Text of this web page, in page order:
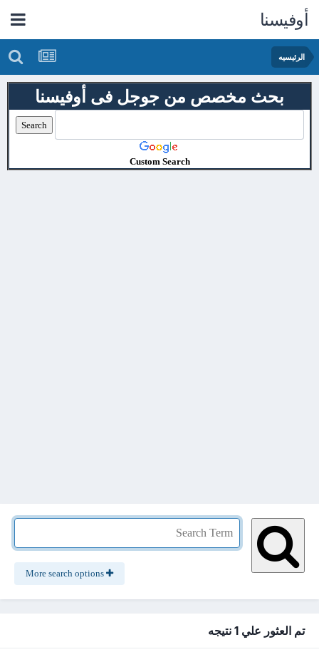
أوفيسنا
الرئيسيه
بحث مخصص من جوجل فى أوفيسنا
Custom Search
تم العثور علي 1 نتيجه